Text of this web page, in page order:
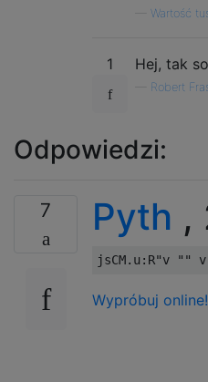
Wartość
1 Hej, tak
Robert
Odpowiedzi:
7 Pyth ,
Wypróbuj online!